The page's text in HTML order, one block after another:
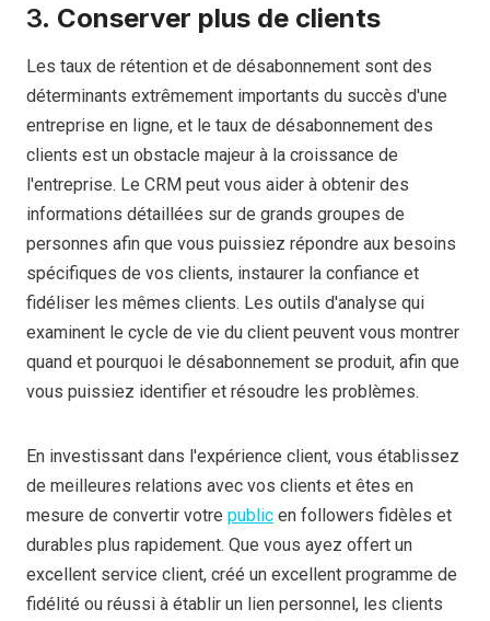
3. Conserver plus de clients
Les taux de rétention et de désabonnement sont des
déterminants extrêmement importants du succès d'une
entreprise en ligne, et le taux de désabonnement des
clients est un obstacle majeur à la croissance de
l'entreprise. Le CRM peut vous aider à obtenir des
informations détaillées sur de grands groupes de
personnes afin que vous puissiez répondre aux besoins
spécifiques de vos clients, instaurer la confiance et
fidéliser les mêmes clients. Les outils d'analyse qui
examinent le cycle de vie du client peuvent vous montrer
quand et pourquoi le désabonnement se produit, afin que
vous puissiez identifier et résoudre les problèmes.
En investissant dans l'expérience client, vous établissez
de meilleures relations avec vos clients et êtes en
mesure de convertir votre public en followers fidèles et
durables plus rapidement. Que vous ayez offert un
excellent service client, créé un excellent programme de
fidélité ou réussi à établir un lien personnel, les clients